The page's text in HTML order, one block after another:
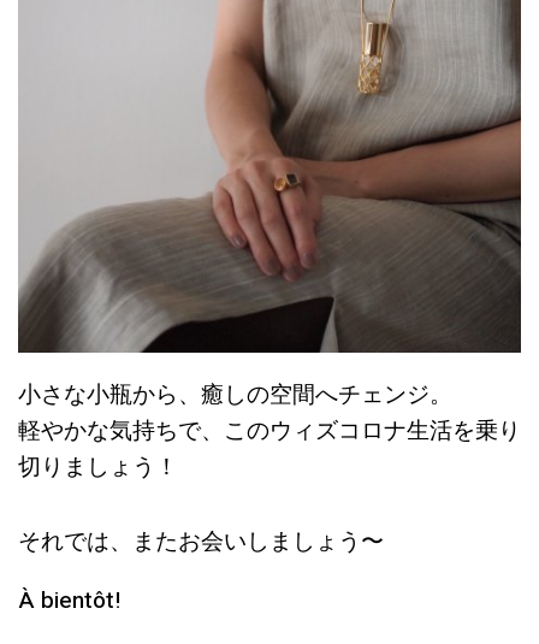
小さな小瓶から、癒しの空間へチェンジ。
軽やかな気持ちで、このウィズコロナ生活を乗り
切りましょう！
それでは、またお会いしましょう〜
À bientôt!